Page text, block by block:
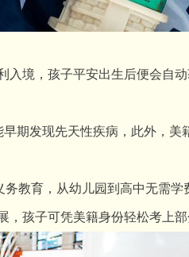
境，孩子平安出生后便会自动
发现先天性疾病，此外，美
育，从幼儿园到高中无需学
孩子可凭美籍身份轻松考上部